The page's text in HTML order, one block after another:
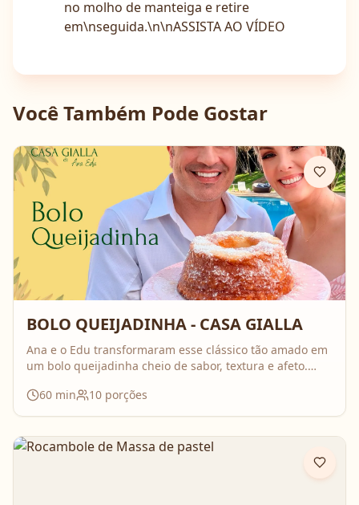
no molho de manteiga e retire
em\nseguida.\n\nASSISTA AO VÍDEO
Você Também Pode Gostar
BOLO QUEIJADINHA - CASA GIALLA
Ana e o Edu transformaram esse clássico tão amado em
um bolo queijadinha cheio de sabor, textura e afeto.
que surpreende no resultado e perfuma a casa inteira
enquanto assa. Aperte o play, acompanhe o passo a
impossível de resistir 💛
60 min 10 porções